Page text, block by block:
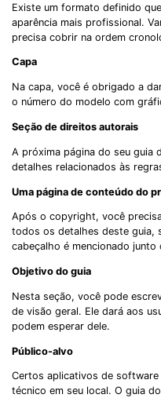
Existe um formato definido
aparência mais profissional.
precisa cobrir na ordem
Capa
Na capa, você é obrigado a
o número do modelo com
Seção de direitos autorais
A próxima página do seu guia
detalhes relacionados às
Uma página de conteúdo do
Após o copyright, você
todos os detalhes deste guia,
cabeçalho é mencionado junto
Objetivo do guia
Nesta seção, você pode
de visão geral. Ele dará aos
podem esperar dele.
Público-alvo
Certos aplicativos de
técnico em seu local. O guia